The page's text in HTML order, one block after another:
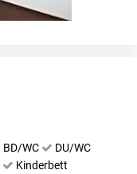
BD/WC
DU/WC
Kinderbett